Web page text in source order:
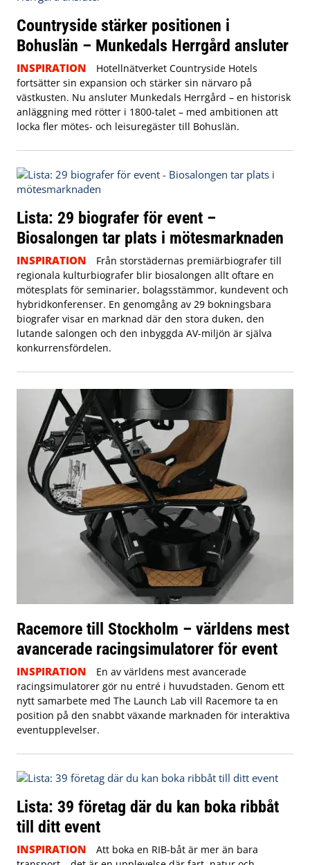
Countryside stärker positionen i
Bohuslän – Munkedals Herrgård ansluter
INSPIRATION
Hotellnätverket Countryside Hotels
fortsätter sin expansion och stärker sin närvaro på
västkusten. Nu ansluter Munkedals Herrgård – en historisk
anläggning med rötter i 1800-talet – med ambitionen att
locka fler mötes- och leisuregäster till Bohuslän.
Lista: 29 biografer för event –
Biosalongen tar plats i mötesmarknaden
INSPIRATION
Från storstädernas premiärbiografer till
regionala kulturbiografer blir biosalongen allt oftare en
mötesplats för seminarier, bolagsstämmor, kundevent och
hybridkonferenser. En genomgång av 29 bokningsbara
biografer visar en marknad där den stora duken, den
lutande salongen och den inbyggda AV-miljön är själva
konkurrensfördelen.
Racemore till Stockholm – världens mest
avancerade racingsimulatorer för event
INSPIRATION
En av världens mest avancerade
racingsimulatorer gör nu entré i huvudstaden. Genom ett
nytt samarbete med The Launch Lab vill Racemore ta en
position på den snabbt växande marknaden för interaktiva
eventupplevelser.
Lista: 39 företag där du kan boka ribbåt
till ditt event
INSPIRATION
Att boka en RIB-båt är mer än bara